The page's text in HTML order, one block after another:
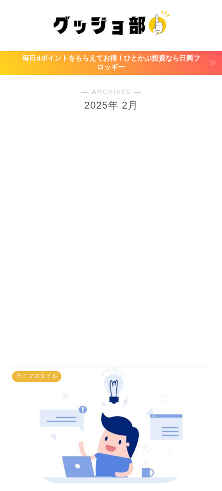
毎日dポイントをもらえてお得！ひとかぶ投資なら日興フ
ロッギー
― ARCHIVES ―
2025年 2月
ライフスタイル